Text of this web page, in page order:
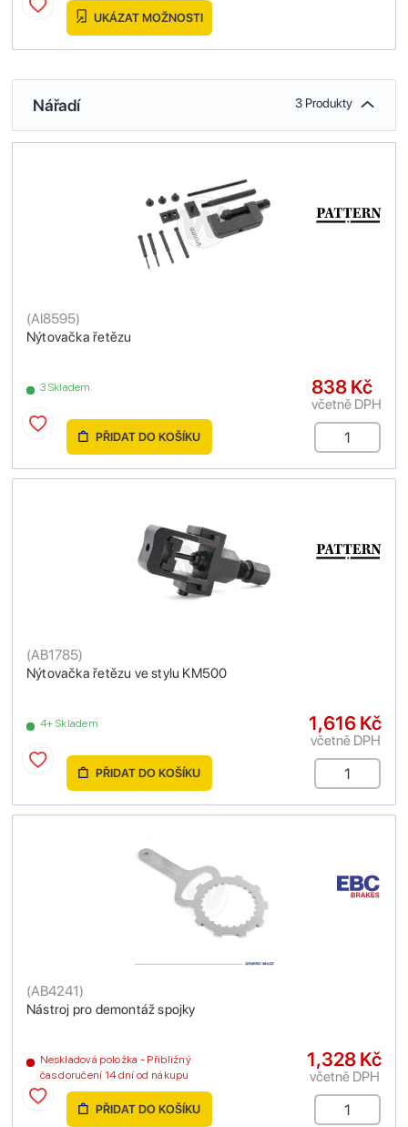
UKÁZAT MOŽNOSTI
Nářadí 3 Produkty
Nýtovačka řetězu
(AI8595)
3 Skladem 838 Kč
včetně DPH
PŘIDAT DO KOŠÍKU
Nýtovačka řetězu ve stylu KM500
(AB1785)
4+ Skladem 1,616 Kč
včetně DPH
PŘIDAT DO KOŠÍKU
Nástroj pro demontáž spojky
(AB4241)
Neskladová položka - Přibližný
čas doručení 14 dní od nákupu
1,328 Kč
včetně DPH
PŘIDAT DO KOŠÍKU